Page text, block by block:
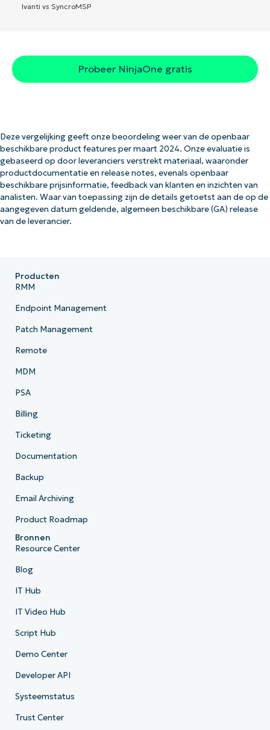
Ivanti vs SyncroMSP
Probeer NinjaOne gratis
Deze vergelijking geeft onze beoordeling weer van de openbaar
beschikbare product features per maart 2024. Onze evaluatie is
gebaseerd op door leveranciers verstrekt materiaal, waaronder
productdocumentatie en release notes, evenals openbaar
beschikbare prijsinformatie, feedback van klanten en inzichten van
analisten. Waar van toepassing zijn de details getoetst aan de op de
aangegeven datum geldende, algemeen beschikbare (GA) release
van de leverancier.
Producten
RMM
Endpoint Management
Patch Management
Remote
MDM
PSA
Billing
Ticketing
Documentation
Backup
Email Archiving
Product Roadmap
Bronnen
Resource Center
Blog
IT Hub
IT Video Hub
Script Hub
Demo Center
Developer API
Systeemstatus
Trust Center